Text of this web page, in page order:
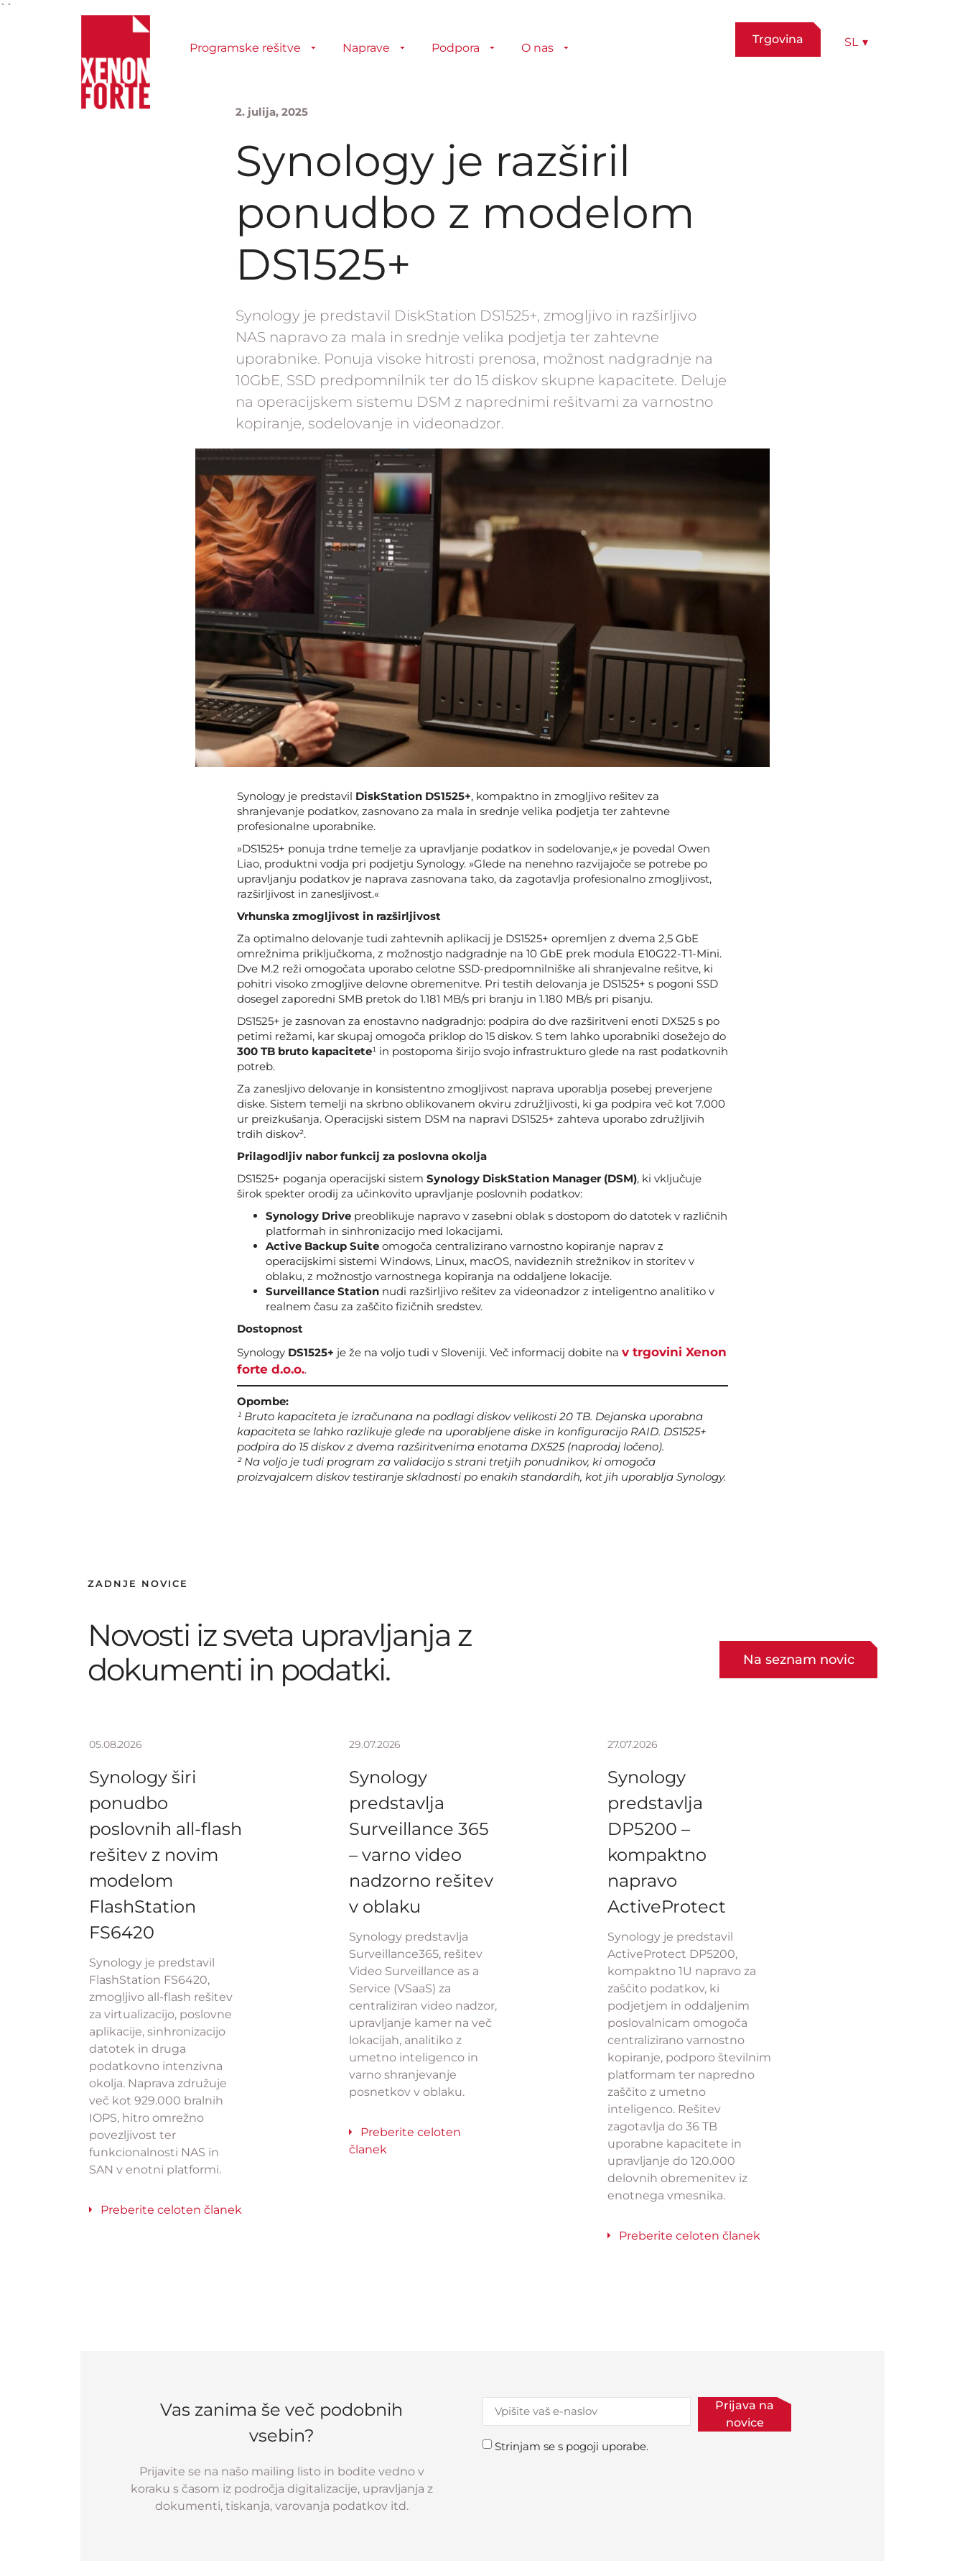
``
Programske rešitve Naprave Podpora O nas
Trgovina SL ▾
2. julija, 2025
Synology je razširil
ponudbo z modelom
DS1525+
Synology je predstavil DiskStation DS1525+, zmogljivo in razširljivo
NAS napravo za mala in srednje velika podjetja ter zahtevne
uporabnike. Ponuja visoke hitrosti prenosa, možnost nadgradnje na
10GbE, SSD predpomnilnik ter do 15 diskov skupne kapacitete. Deluje
na operacijskem sistemu DSM z naprednimi rešitvami za varnostno
kopiranje, sodelovanje in videonadzor.
Synology je predstavil DiskStation DS1525+, kompaktno in zmogljivo rešitev za
shranjevanje podatkov, zasnovano za mala in srednje velika podjetja ter zahtevne
profesionalne uporabnike.
»DS1525+ ponuja trdne temelje za upravljanje podatkov in sodelovanje,« je povedal Owen
Liao, produktni vodja pri podjetju Synology. »Glede na nenehno razvijajoče se potrebe po
upravljanju podatkov je naprava zasnovana tako, da zagotavlja profesionalno zmogljivost,
razširljivost in zanesljivost.«
Vrhunska zmogljivost in razširljivost
Za optimalno delovanje tudi zahtevnih aplikacij je DS1525+ opremljen z dvema 2,5 GbE
omrežnima priključkoma, z možnostjo nadgradnje na 10 GbE prek modula E10G22-T1-Mini.
Dve M.2 reži omogočata uporabo celotne SSD-predpomnilniške ali shranjevalne rešitve, ki
pohitri visoko zmogljive delovne obremenitve. Pri testih delovanja je DS1525+ s pogoni SSD
dosegel zaporedni SMB pretok do 1.181 MB/s pri branju in 1.180 MB/s pri pisanju.
DS1525+ je zasnovan za enostavno nadgradnjo: podpira do dve razširitveni enoti DX525 s po
petimi režami, kar skupaj omogoča priklop do 15 diskov. S tem lahko uporabniki dosežejo do
300 TB bruto kapacitete¹ in postopoma širijo svojo infrastrukturo glede na rast podatkovnih
potreb.
Za zanesljivo delovanje in konsistentno zmogljivost naprava uporablja posebej preverjene
diske. Sistem temelji na skrbno oblikovanem okviru združljivosti, ki ga podpira več kot 7.000
ur preizkušanja. Operacijski sistem DSM na napravi DS1525+ zahteva uporabo združljivih
trdih diskov².
Prilagodljiv nabor funkcij za poslovna okolja
DS1525+ poganja operacijski sistem Synology DiskStation Manager (DSM), ki vključuje
širok spekter orodij za učinkovito upravljanje poslovnih podatkov:
Synology Drive preoblikuje napravo v zasebni oblak s dostopom do datotek v različnih
platformah in sinhronizacijo med lokacijami.
Active Backup Suite omogoča centralizirano varnostno kopiranje naprav z
operacijskimi sistemi Windows, Linux, macOS, navideznih strežnikov in storitev v
oblaku, z možnostjo varnostnega kopiranja na oddaljene lokacije.
Surveillance Station nudi razširljivo rešitev za videonadzor z inteligentno analitiko v
realnem času za zaščito fizičnih sredstev.
Dostopnost
Synology DS1525+ je že na voljo tudi v Sloveniji. Več informacij dobite na v trgovini Xenon
forte d.o.o..
Opombe:
¹ Bruto kapaciteta je izračunana na podlagi diskov velikosti 20 TB. Dejanska uporabna
kapaciteta se lahko razlikuje glede na uporabljene diske in konfiguracijo RAID. DS1525+
podpira do 15 diskov z dvema razširitvenima enotama DX525 (naprodaj ločeno).
² Na voljo je tudi program za validacijo s strani tretjih ponudnikov, ki omogoča
proizvajalcem diskov testiranje skladnosti po enakih standardih, kot jih uporablja Synology.
ZADNJE NOVICE
Novosti iz sveta upravljanja z
dokumenti in podatki.
Na seznam novic
05.08.2026
Synology širi
ponudbo
poslovnih all-flash
rešitev z novim
modelom
FlashStation
FS6420
Synology je predstavil
FlashStation FS6420,
zmogljivo all-flash rešitev
za virtualizacijo, poslovne
aplikacije, sinhronizacijo
datotek in druga
podatkovno intenzivna
okolja. Naprava združuje
več kot 929.000 bralnih
IOPS, hitro omrežno
povezljivost ter
funkcionalnosti NAS in
SAN v enotni platformi.
Preberite celoten članek
29.07.2026
Synology
predstavlja
Surveillance 365
– varno video
nadzorno rešitev
v oblaku
Synology predstavlja
Surveillance365, rešitev
Video Surveillance as a
Service (VSaaS) za
centraliziran video nadzor,
upravljanje kamer na več
lokacijah, analitiko z
umetno inteligenco in
varno shranjevanje
posnetkov v oblaku.
Preberite celoten
članek
27.07.2026
Synology
predstavlja
DP5200 –
kompaktno
napravo
ActiveProtect
Synology je predstavil
ActiveProtect DP5200,
kompaktno 1U napravo za
zaščito podatkov, ki
podjetjem in oddaljenim
poslovalnicam omogoča
centralizirano varnostno
kopiranje, podporo številnim
platformam ter napredno
zaščito z umetno
inteligenco. Rešitev
zagotavlja do 36 TB
uporabne kapacitete in
upravljanje do 120.000
delovnih obremenitev iz
enotnega vmesnika.
Preberite celoten članek
Vas zanima še več podobnih
vsebin?
Prijavite se na našo mailing listo in bodite vedno v
koraku s časom iz področja digitalizacije, upravljanja z
dokumenti, tiskanja, varovanja podatkov itd.
Strinjam se s pogoji uporabe.
Prijava na
novice